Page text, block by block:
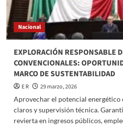
Nacional
EXPLORACIÓN RESPONSABLE
CONVENCIONALES:
MARCO DE SUSTENTABILIDAD
E R
29 marzo, 2026
Aprovechar el potencial
claros y supervisión técnica.
revierta en ingresos públicos,